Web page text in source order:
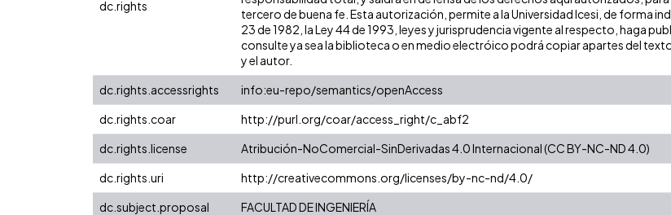
dc.rights
tercero de buena fe. Esta autorización, permite a la Universidad Icesi, de forma
23 de 1982, la Ley 44 de 1993, leyes y jurisprudencia vigente al respecto, haga
consulte ya sea la biblioteca o en medio electróico podrá copiar apartes del
y el autor.
dc.rights.accessrights info:eu-repo/semantics/openAccess
dc.rights.coar
http://purl.org/coar/access_right/c_abf2
dc.rights.license
Atribución-NoComercial-SinDerivadas 4.0 Internacional (CC BY-NC-ND 4.0)
dc.rights.uri
http://creativecommons.org/licenses/by-nc-nd/4.0/
dc.subject.proposal
FACULTAD DE INGENIERÍA